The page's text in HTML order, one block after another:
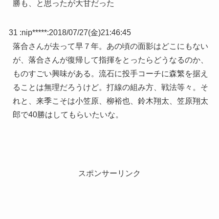
勝も、と思ったが大甘だった
31 :nip*****:2018/07/27(金)21:46:45
落合さんが去って早７年。あの頃の面影はどこにもない
が、落合さんが復帰して指揮をとったらどうなるのか、
ものすごい興味がある。流石に投手コーチに森繁を据え
ることは無理だろうけど。打線の組み方、戦法等々。そ
れと、来季こそは小笠原、柳裕也、鈴木翔太、笠原翔太
郎で40勝はしてもらいたいな。
スポンサーリンク